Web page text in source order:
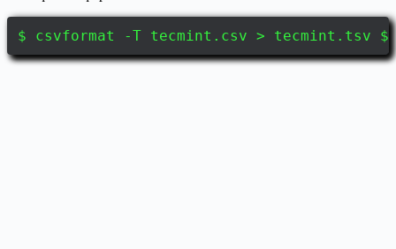
$ csvformat -T tecmint.csv > tecmint.tsv